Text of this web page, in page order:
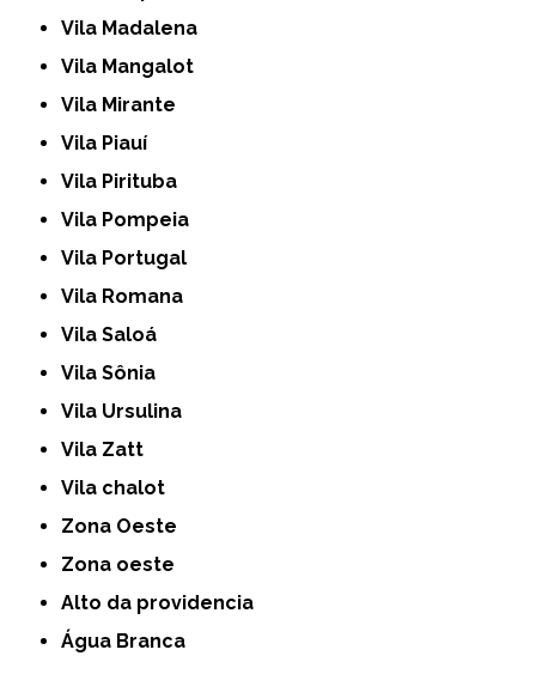
Vila Madalena
Vila Mangalot
Vila Mirante
Vila Piauí
Vila Pirituba
Vila Pompeia
Vila Portugal
Vila Romana
Vila Saloá
Vila Sônia
Vila Ursulina
Vila Zatt
Vila chalot
Zona Oeste
Zona oeste
alto da providencia
Água Branca